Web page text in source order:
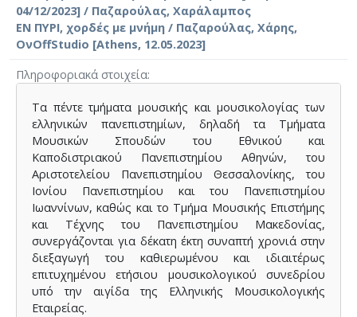
04/12/2023] / Παζαρούλας, Χαράλαμπος
ΕΝ ΠΥΡΙ, χορδές με μνήμη / Παζαρούλας, Χάρης,
ΟνOffStudio [Athens, 12.05.2023]
Πληροφοριακά στοιχεία
Τα πέντε τμήματα μουσικής και μουσικολογίας των
ελληνικών πανεπιστημίων, δηλαδή τα Τμήματα
Μουσικών Σπουδών του Εθνικού και
Καποδιστριακού Πανεπιστημίου Αθηνών, του
Αριστοτελείου Πανεπιστημίου Θεσσαλονίκης, του
Ιονίου Πανεπιστημίου και του Πανεπιστημίου
Ιωαννίνων, καθώς και το Τμήμα Μουσικής Επιστήμης
και Τέχνης του Πανεπιστημίου Μακεδονίας,
συνεργάζονται για δέκατη έκτη συναπτή χρονιά στην
διεξαγωγή του καθιερωμένου και ιδιαιτέρως
επιτυχημένου ετήσιου μουσικολογικού συνεδρίου
υπό την αιγίδα της Ελληνικής Μουσικολογικής
Εταιρείας.